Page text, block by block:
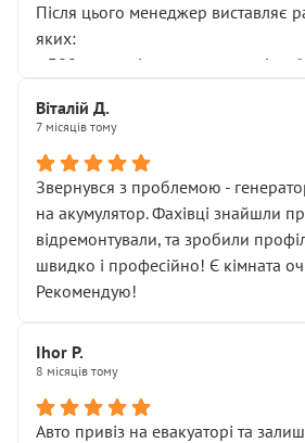
Після цього менеджер виставляє
яких:
• 300 грн — діагностика гальмівної
НЕ погоджував
послуга. Тим більше, я був поруч і
діагностики ходової не
зауваження гроші за цю “послугу”
лише підтвердило мою правоту.
Але головне — я виїжджаю з боксу,
залишився таким самим, як і був.
Далі ситуація тільки погіршилась:
• сказали, що тепер “потрібно
• що біля авто стояти вже не можна
• почали озвучувати купу
Віталій Д.
7 місяців тому
Звернувся з проблемою -
на акумулятор. Фахівці знайшли
відремонтували, та зробили
швидко і професійно! Є кімната
Рекомендую!
Ihor P.
8 місяців тому
Авто привіз на евакуаторі та